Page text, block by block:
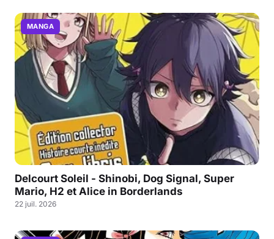
MANGA
Delcourt Soleil - Shinobi, Dog Signal, Super
Mario, H2 et Alice in Borderlands
22 juil. 2026